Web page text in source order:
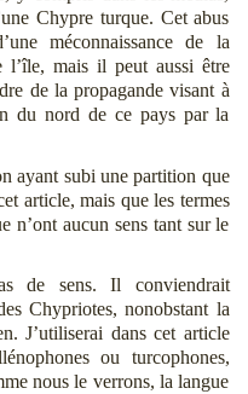
Chypre turque. Cet abus
méconnaissance de la
l’île, mais il peut aussi être
de la propagande visant à
du nord de ce pays par la
ayant subi une partition que
article, mais que les termes
n’ont aucun sens tant sur le
de sens. Il conviendrait
Chypriotes, nonobstant la
J’utiliserai dans cet article
ou turcophones,
nous le verrons, la langue